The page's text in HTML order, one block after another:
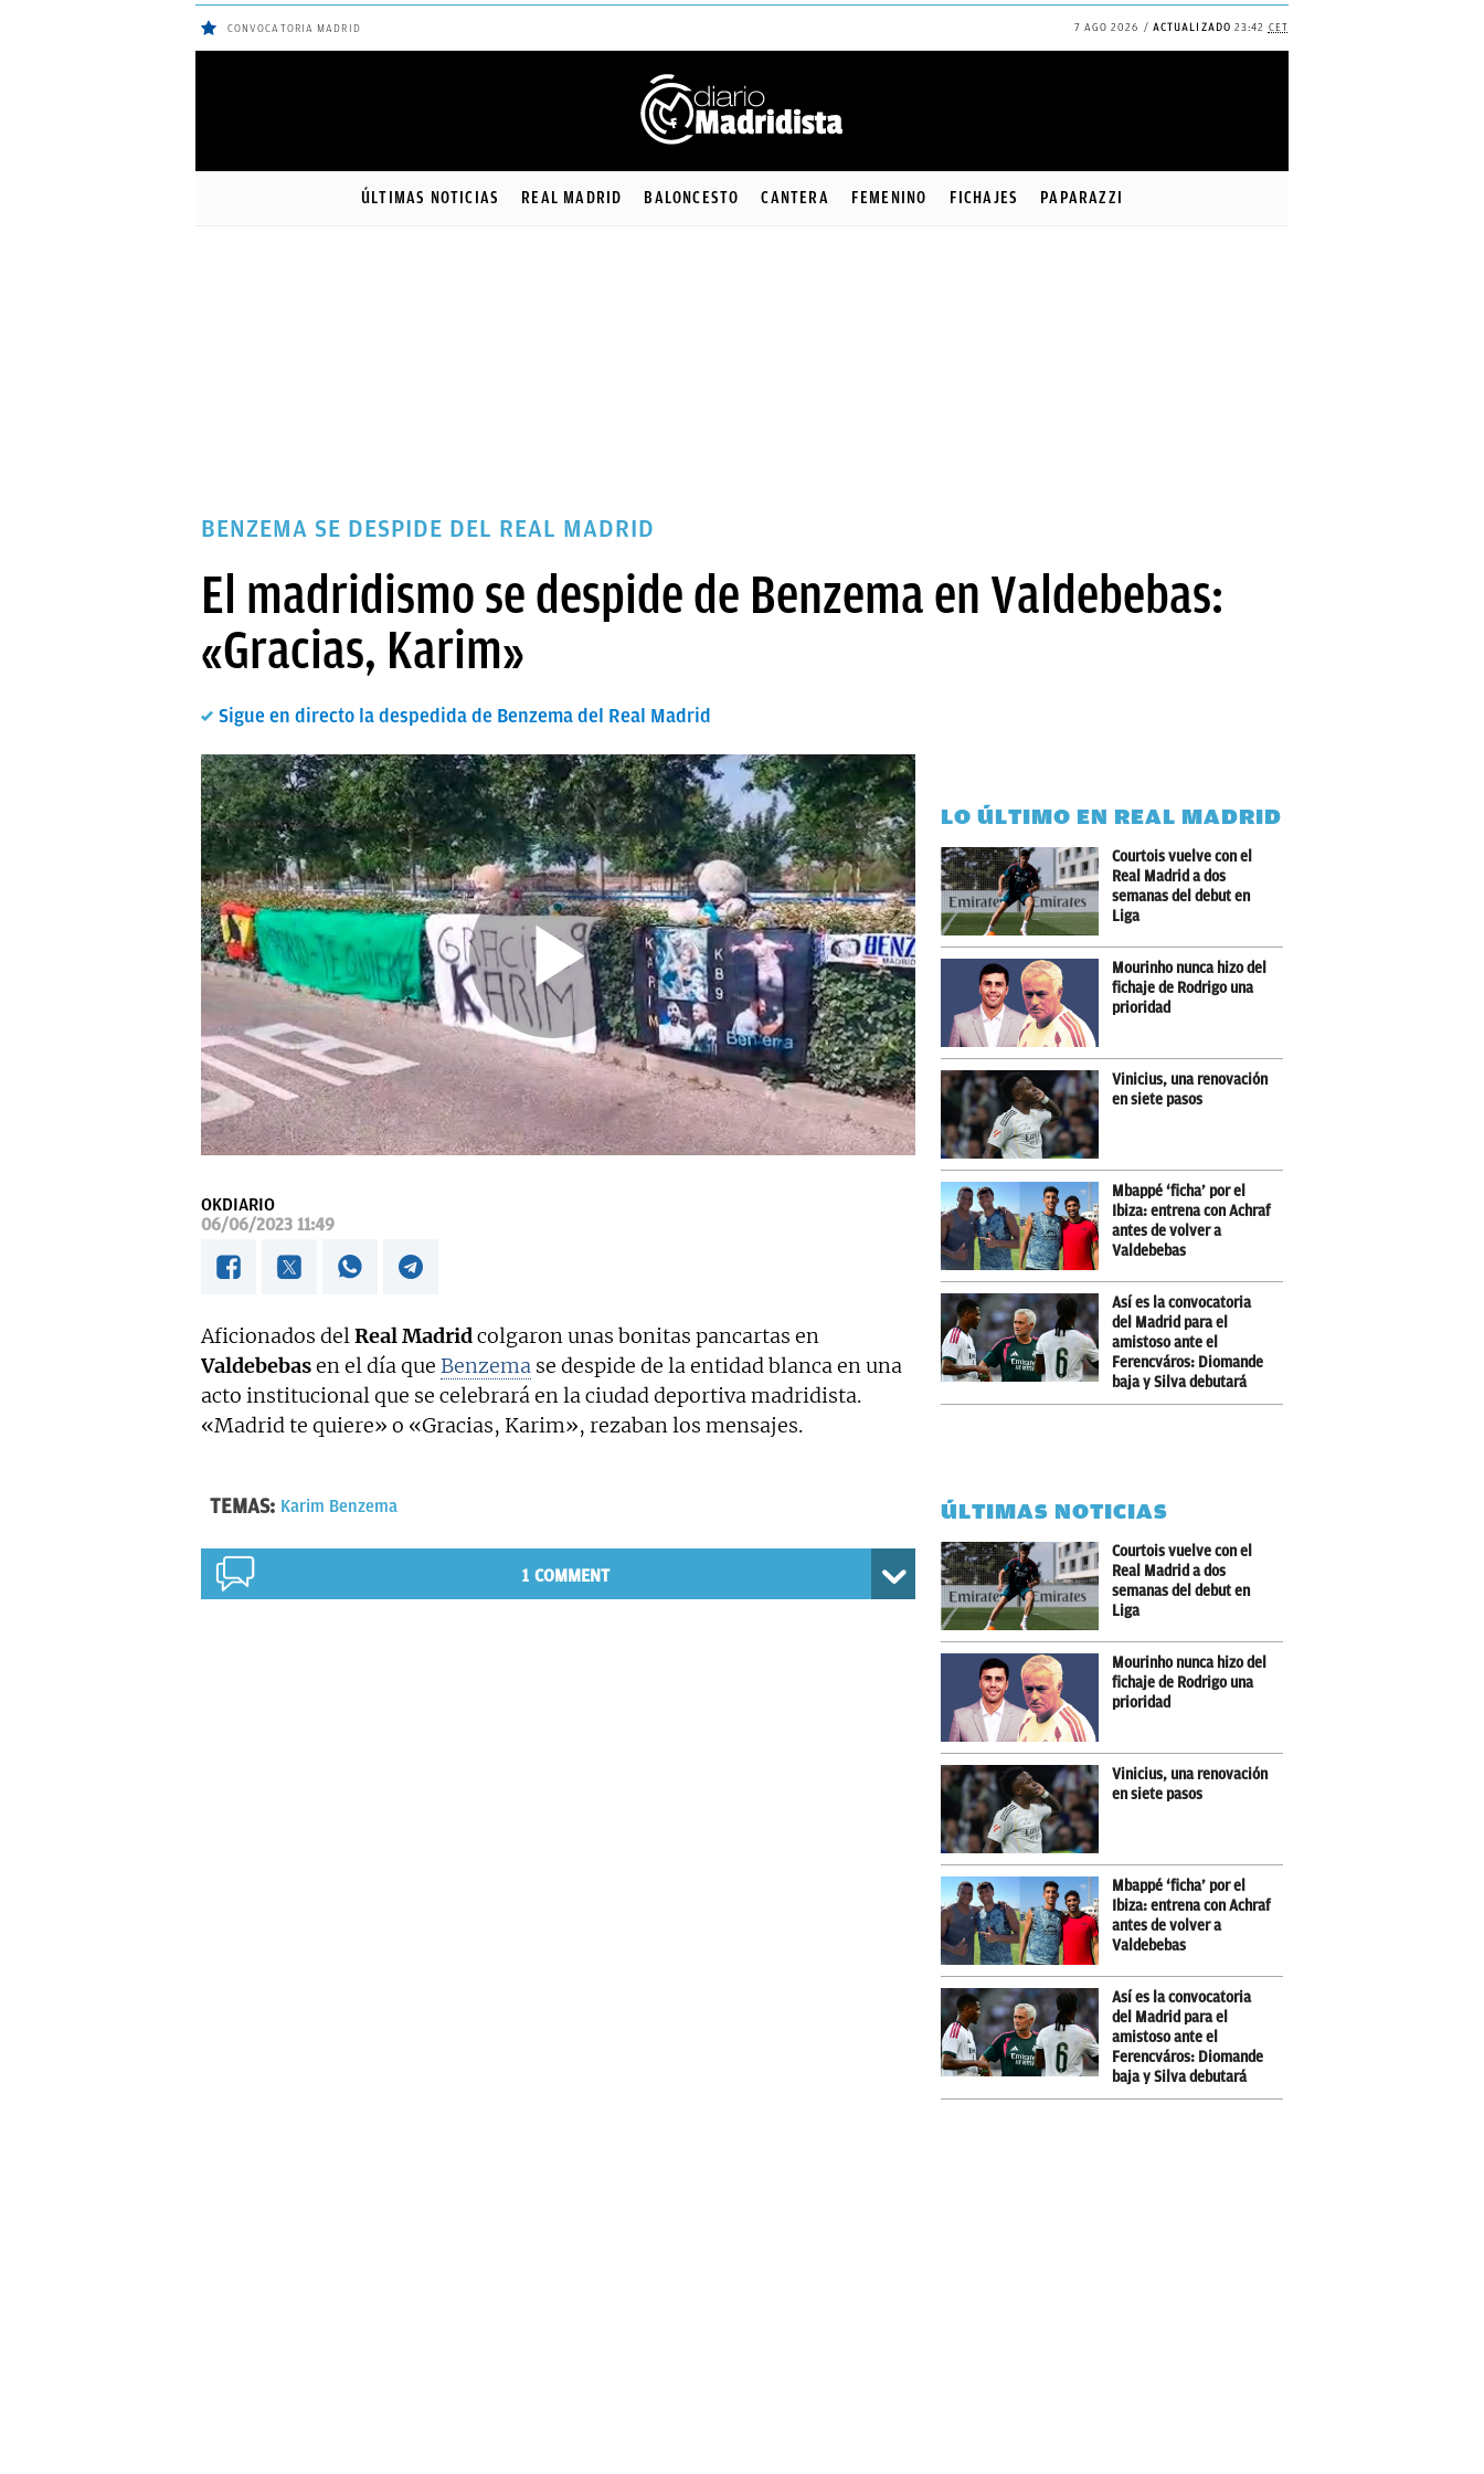
CONVOCATORIA MADRID 7 AGO 2026 ACTUALIZADO 23:42 CET
ÚLTIMAS NOTICIAS REAL MADRID BALONCESTO CANTERA FEMENINO FICHAJES PAPARAZZI
BENZEMA SE DESPIDE DEL REAL MADRID
El madridismo se despide de Benzema en Valdebebas:
«Gracias, Karim»
Sigue en directo la despedida de Benzema del Real Madrid
OKDIARIO
06/06/2023 11:49
Aficionados delReal Madridcolgaron unas bonitas pancartas en
Valdebebasen el día que Benzema se despide de la entidad blanca en una
acto institucional que se celebrará en la ciudad deportiva madridista.
«Madrid te quiere» o «Gracias, Karim», rezaban los mensajes.
TEMAS: Karim Benzema
1 COMMENT
LO ÚLTIMO EN REAL MADRID
Courtois vuelve con el
Real Madrid a dos
semanas del debut en
Liga
Mourinho nunca hizo del
fichaje de Rodrigo una
prioridad
Vinicius, una renovación
en siete pasos
Mbappé ‘ficha’ por el
Ibiza: entrena con Achraf
antes de volver a
Valdebebas
Así es la convocatoria
del Madrid para el
amistoso ante el
Ferencváros: Diomande
baja y Silva debutará
ÚLTIMAS NOTICIAS
Courtois vuelve con el
Real Madrid a dos
semanas del debut en
Liga
Mourinho nunca hizo del
fichaje de Rodrigo una
prioridad
Vinicius, una renovación
en siete pasos
Mbappé ‘ficha’ por el
Ibiza: entrena con Achraf
antes de volver a
Valdebebas
Así es la convocatoria
del Madrid para el
amistoso ante el
Ferencváros: Diomande
baja y Silva debutará